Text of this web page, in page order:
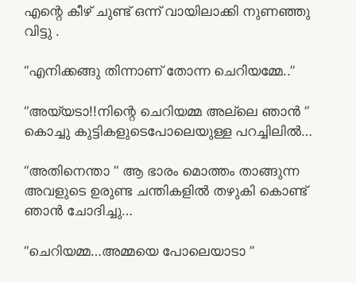
എന്റെ കീഴ് ചുണ്ട് ഒന്ന് വായിലാക്കി നുണഞ്ഞു
വിട്ടു .
“എനിക്കങ്ങു തിന്നാണ് തോന്ന ചെറിയമ്മേ..”
“അയ്യടാ!!നിന്റെ ചെറിയമ്മ അല്ലെ ഞാൻ ”
കൊച്ചു കുട്ടികളുടെപോലെയുള്ള പറച്ചിലിൽ…
“അതിനെന്താ ” ആ ഭാരം മൊത്തം താങ്ങുന്ന
അവളുടെ ഉരുണ്ട ചന്തികളിൽ തഴുകി കൊണ്ട്
ഞാൻ ചോദിച്ചു…
“ചെറിയമ്മ…അമ്മയെ പോലെയാടാ ”